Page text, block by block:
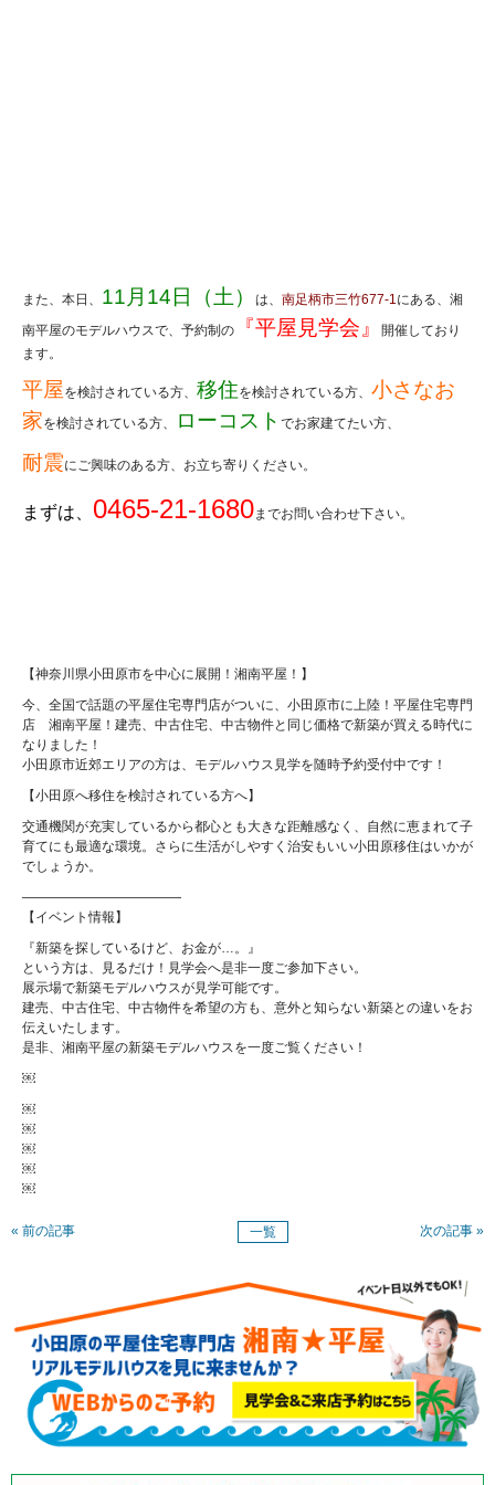
また、本日、 11 月14 日（土） は、 南足柄市三竹677-1にある、湘
南平屋のモデルハウスで、予約制の
『平屋見学会』
開催しており
ます。
平屋を検討されている方、 移住を検討されている方、 小さなお
家を検討されている方、 ローコスト でお家建てたい方、
耐震にご興味のある方、お立ち寄りください。
まずは、 0465-21-1680までお問い合わせ下さい。
【神奈川県小田原市を中心に展開！湘南平屋！】
今、全国で話題の平屋住宅専門店がついに、小田原市に上陸！平屋住宅専門
店 湘南平屋！建売、中古住宅、中古物件と同じ価格で新築が買える時代に
なりました！
小田原市近郊エリアの方は、モデルハウス見学を随時予約受付中です！
【小田原へ移住を検討されている方へ】
交通機関が充実しているから都心とも大きな距離感なく、自然に恵まれて子
育てにも最適な環境。さらに生活がしやすく治安もいい小田原移住はいかが
でしょうか。
————————————
【イベント情報】
『新築を探しているけど、お金が…。』
という方は、見るだけ！見学会へ是非一度ご参加下さい。
展示場で新築モデルハウスが見学可能です。
建売、中古住宅、中古物件を希望の方も、意外と知らない新築との違いをお
伝えいたします。
是非、湘南平屋の新築モデルハウスを一度ご覧ください！
￼
￼
￼
￼
￼
￼
« 前の記事 一覧 次の記事 »